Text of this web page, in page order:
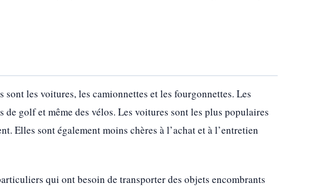
les voitures, les camionnettes et les fourgonnettes. Les
golf et même des vélos. Les voitures sont les plus populaires
Elles sont également moins chères à l’achat et à l’entretien
qui ont besoin de transporter des objets encombrants